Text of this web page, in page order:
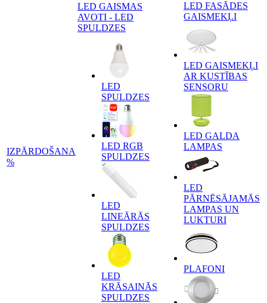
IZPĀRDOŠANA
%
LED GAISMAS
AVOTI - LED
SPULDZES
LED
SPULDZES
LED RGB
SPULDZES
LED
LINEĀRĀS
SPULDZES
LED
KRĀSAINĀS
SPULDZES
LED FASĀDES
GAISMEKĻI
LED GAISMEKĻI
AR KUSTĪBAS
SENSORU
LED GALDA
LAMPAS
LED
PĀRNĒSĀJAMĀS
LAMPAS UN
LUKTURI
PLAFONI